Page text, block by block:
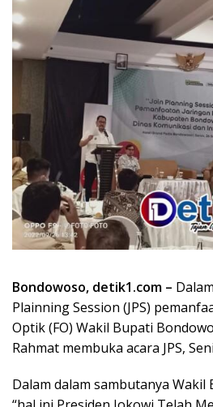
Bondowoso, detik1.com –
Plainning Session (JPS)
Optik (FO) Wakil Bupati
Rahmat membuka acara JPS,
Dalam dalam sambutanya